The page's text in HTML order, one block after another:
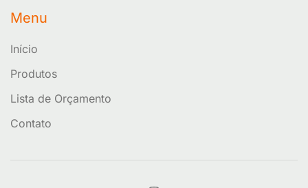
Menu
Início
Produtos
Lista de Orçamento
Contato